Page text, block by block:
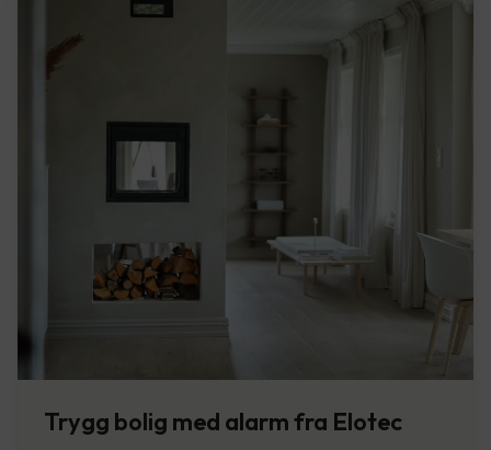
Trygg bolig med alarm fra Elotec